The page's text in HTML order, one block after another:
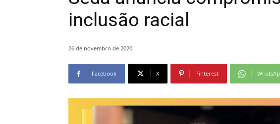
inclusão racial
26 de novembro de 2020
Facebook X Pinterest